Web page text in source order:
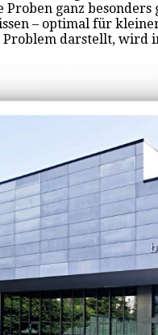
Proben ganz
– optimal für
darstellt, wird